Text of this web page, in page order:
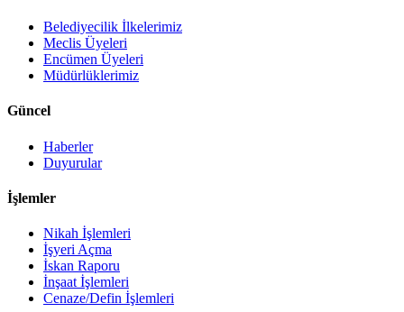
Belediyecilik İlkelerimiz
Meclis Üyeleri
Encümen Üyeleri
Müdürlüklerimiz
Güncel
Haberler
Duyurular
İşlemler
Nikah İşlemleri
İşyeri Açma
İskan Raporu
İnşaat İşlemleri
Cenaze/Defin İşlemleri